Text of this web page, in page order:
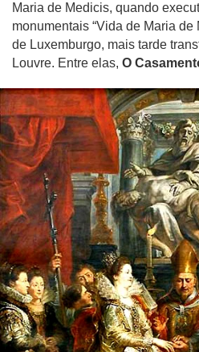
Maria de Medicis, quando
monumentais “Vida de Maria
de Luxemburgo, mais tarde
Louvre. Entre elas, O